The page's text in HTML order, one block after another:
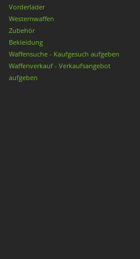
Vorderlader
Westernwaffen
Zubehör
Bekleidung
Waffensuche - Kaufgesuch aufgeben
Waffenverkauf - Verkaufsangebot
aufgeben